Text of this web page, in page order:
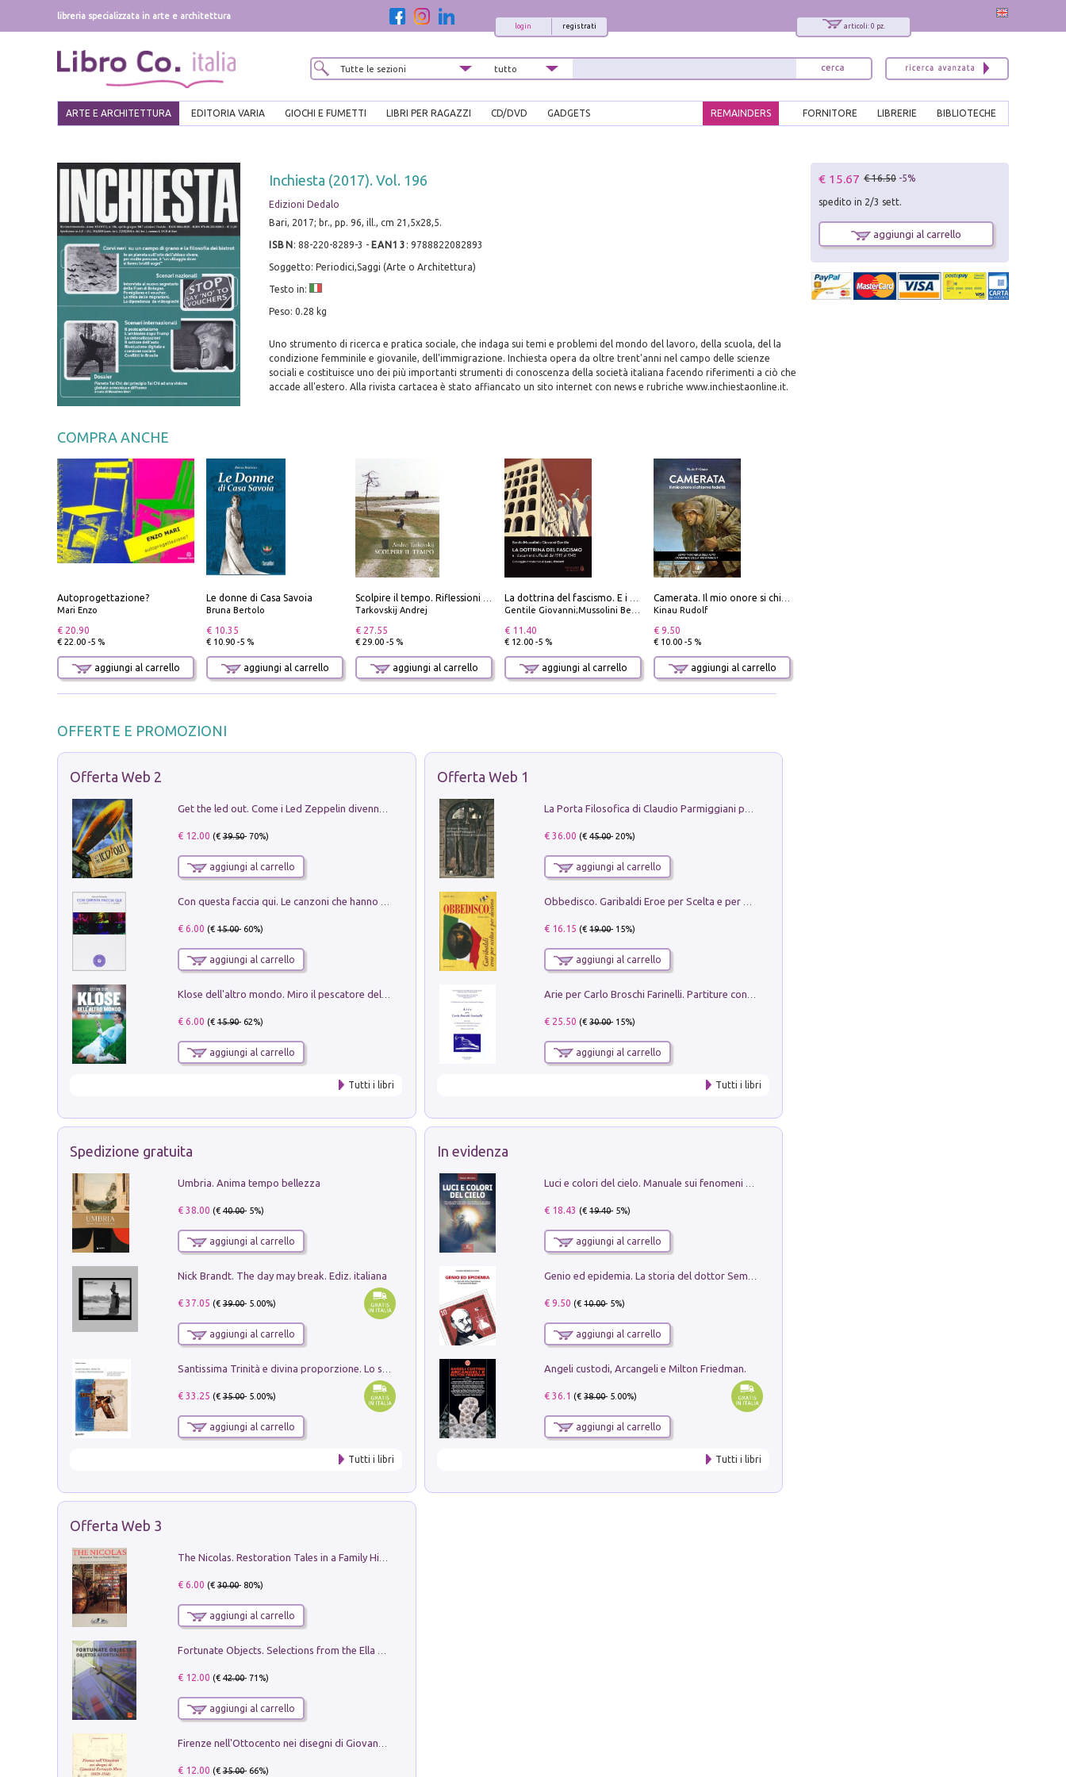
libreria specializzata in arte e architettura
articoli: 0 pz.
registrati
login
ARTE E ARCHITETTURA EDITORIA VARIA GIOCHI E FUMETTI LIBRI PER RAGAZZI CD/DVD GADGETS BIBLIOTECHE
LIBRERIE
FORNITORE
REMAINDERS
Inchiesta (2017). Vol. 196
Edizioni Dedalo
Bari, 2017; br., pp. 96, ill., cm 21,5x28,5.
ISBN : 88-220-8289-3 - EAN13 : 9788822082893
Soggetto: Periodici,Saggi (Arte o Architettura)
Testo in:
Peso: 0.28 kg
Uno strumento di ricerca e pratica sociale, che indaga sui temi e problemi del mondo del lavoro, della scuola, del la
condizione femminile e giovanile, dell'immigrazione. Inchiesta opera da oltre trent'anni nel campo delle scienze
sociali e costituisce uno dei più importanti strumenti di conoscenza della società italiana facendo riferimenti a ciò che
accade all'estero. Alla rivista cartacea è stato affiancato un sito internet con news e rubriche www.inchiestaonline.it.
COMPRA ANCHE
Autoprogettazione?
Mari Enzo
€ 20.90
€ 22.00 -5 %
aggiungi al carrello
Le donne di Casa Savoia
Bruna Bertolo
€ 10.35
€ 10.90 -5 %
aggiungi al carrello
Tarkovskij Andrej
€ 27.55
€ 29.00 -5 %
aggiungi al carrello
Gentile Giovanni;Mussolini Benito
€ 11.40
€ 12.00 -5 %
aggiungi al carrello
Kinau Rudolf
€ 9.50
€ 10.00 -5 %
aggiungi al carrello
OFFERTE E PROMOZIONI
Offerta Web 2
€ 12.00 (€39.50- 70%)
aggiungi al carrello
€ 6.00 (€15.00- 60%)
aggiungi al carrello
Klose dell'altro mondo. Miro il pescatore del goal
€ 6.00 (€15.90- 62%)
aggiungi al carrello
Tutti i libri
Offerta Web 1
€ 36.00 (€45.00- 20%)
aggiungi al carrello
€ 16.15 (€19.00- 15%)
aggiungi al carrello
€ 25.50 (€30.00- 15%)
aggiungi al carrello
Tutti i libri
Spedizione gratuita
Umbria. Anima tempo bellezza
€ 38.00 (€40.00- 5%)
aggiungi al carrello
Nick Brandt. The day may break. Ediz. italiana
€ 37.05 (€39.00- 5.00%)
aggiungi al carrello
€ 33.25 (€35.00- 5.00%)
aggiungi al carrello
Tutti i libri
In evidenza
€ 18.43 (€19.40- 5%)
aggiungi al carrello
€ 9.50 (€10.00- 5%)
aggiungi al carrello
Angeli custodi, Arcangeli e Milton Friedman.
€ 36.1 (€38.00- 5.00%)
aggiungi al carrello
Tutti i libri
Offerta Web 3
€ 6.00 (€30.00- 80%)
aggiungi al carrello
€ 12.00 (€42.00- 71%)
aggiungi al carrello
€ 12.00 (€35.00- 66%)
€ 15.67 € 16.50 -5%
spedito in 2/3 sett.
aggiungi al carrello
x
Interessato ai nostri libri?
Sarai informato delle nostre novità, potrai
comunque cancellarti quando desideri.
modulo di iscrizione